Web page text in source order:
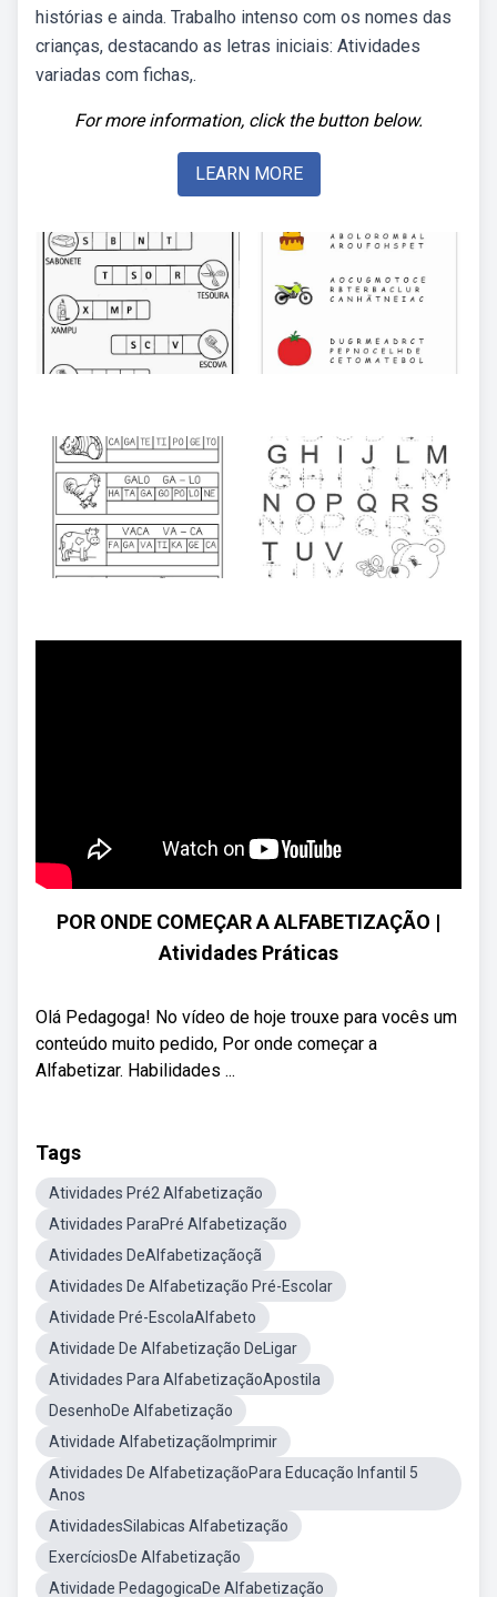
histórias e ainda. Trabalho intenso com os nomes das
crianças, destacando as letras iniciais: Atividades
variadas com fichas,.
For more information, click the button below.
LEARN MORE
POR ONDE COMEÇAR A ALFABETIZAÇÃO |
Atividades Práticas
Olá Pedagoga! No vídeo de hoje trouxe para vocês um
conteúdo muito pedido, Por onde começar a
Alfabetizar. Habilidades ...
Tags
Atividades Pré2 Alfabetização
Atividades ParaPré Alfabetização
Atividades DeAlfabetizaçãoçã
Atividades De Alfabetização Pré-Escolar
Atividade Pré-EscolaAlfabeto
Atividade De Alfabetização DeLigar
Atividades Para AlfabetizaçãoApostila
DesenhoDe Alfabetização
Atividade AlfabetizaçãoImprimir
Atividades De AlfabetizaçãoPara Educação Infantil 5
Anos
AtividadesSilabicas Alfabetização
ExercíciosDe Alfabetização
Atividade PedagogicaDe Alfabetização